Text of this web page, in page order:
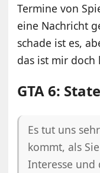
Termine von
eine Nachricht
schade ist es,
das ist mir doch
GTA 6:
Es tut uns
kommt, als
Interesse und